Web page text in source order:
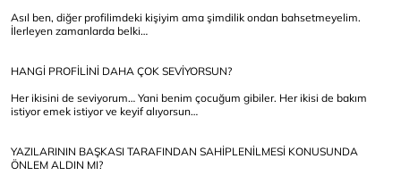
Asıl ben, diğer profilimdeki kişiyim ama şimdilik ondan bahsetmeyelim.
İlerleyen zamanlarda belki…
HANGİ PROFİLİNİ DAHA ÇOK SEVİYORSUN?
Her ikisini de seviyorum… Yani benim çocuğum gibiler. Her ikisi de bakım
istiyor emek istiyor ve keyif alıyorsun…
YAZILARININ BAŞKASI TARAFINDAN SAHİPLENİLMESİ KONUSUNDA
ÖNLEM ALDIN MI?